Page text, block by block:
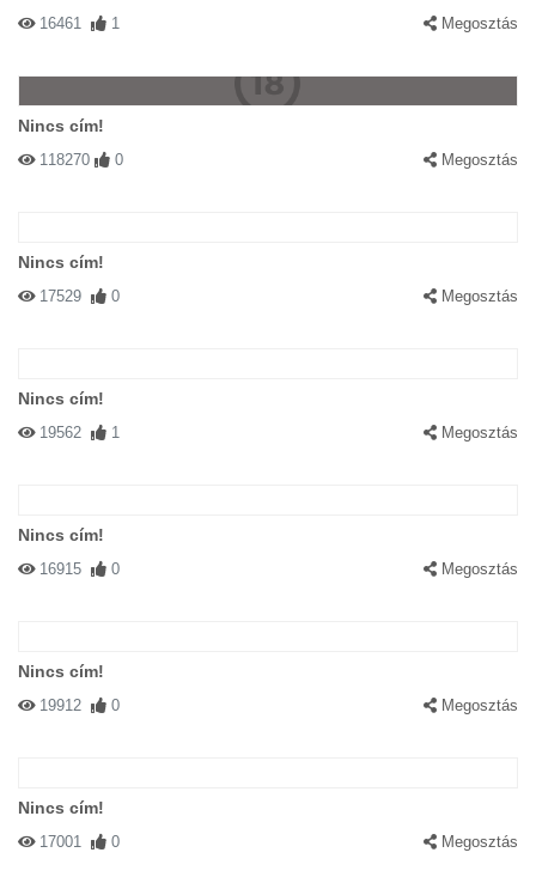
16461 1 Megosztás
Nincs cím!
118270 0 Megosztás
Nincs cím!
17529 0 Megosztás
Nincs cím!
19562 1 Megosztás
Nincs cím!
16915 0 Megosztás
Nincs cím!
19912 0 Megosztás
Nincs cím!
17001 0 Megosztás